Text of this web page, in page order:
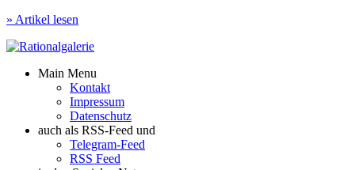
» Artikel lesen
Main Menu
Kontakt
Impressum
Datenschutz
auch als RSS-Feed und
Telegram-Feed
RSS Feed